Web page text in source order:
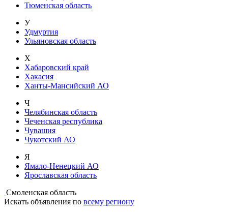
Тюменская область
У
Удмуртия
Ульяновская область
Х
Хабаровский край
Хакасия
Ханты-Мансийский АО
Ч
Челябинская область
Чеченская республика
Чувашия
Чукотский АО
Я
Ямало-Ненецкий АО
Ярославская область
Смоленская область
Искать объявления по всему региону